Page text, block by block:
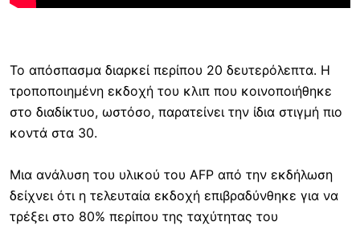
Το απόσπασμα διαρκεί περίπου 20 δευτερόλεπτα. Η
τροποποιημένη εκδοχή του κλιπ που κοινοποιήθηκε
στο διαδίκτυο, ωστόσο, παρατείνει την ίδια στιγμή πιο
κοντά στα 30.
Μια ανάλυση του υλικού του AFP από την εκδήλωση
δείχνει ότι η τελευταία εκδοχή επιβραδύνθηκε για να
τρέξει στο 80% περίπου της ταχύτητας του